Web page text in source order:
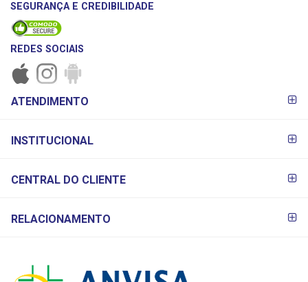
SEGURANÇA E CREDIBILIDADE
REDES SOCIAIS
PAGAMENTO
ATENDIMENTO
INSTITUCIONAL
CENTRAL DO CLIENTE
RELACIONAMENTO